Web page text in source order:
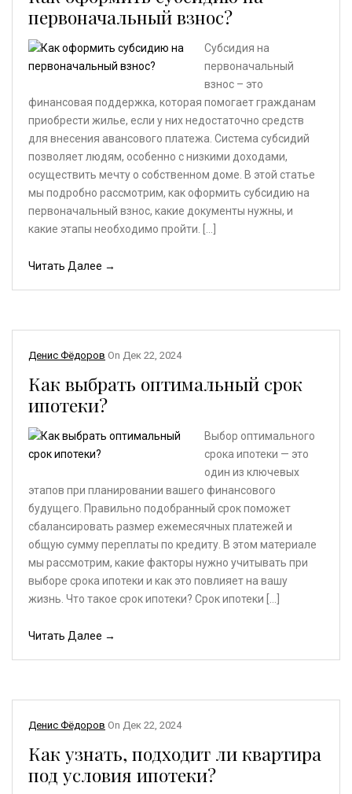
первоначальный взнос?
Субсидия на
первоначальный
взнос – это
финансовая поддержка, которая помогает гражданам
приобрести жилье, если у них недостаточно средств
для внесения авансового платежа. Система субсидий
позволяет людям, особенно с низкими доходами,
осуществить мечту о собственном доме. В этой статье
мы подробно рассмотрим, как оформить субсидию на
первоначальный взнос, какие документы нужны, и
какие этапы необходимо пройти. […]
Читать Далее →
Денис Фёдоров On Дек 22, 2024
Как выбрать оптимальный срок
ипотеки?
Выбор оптимального
срока ипотеки — это
один из ключевых
этапов при планировании вашего финансового
будущего. Правильно подобранный срок поможет
сбалансировать размер ежемесячных платежей и
общую сумму переплаты по кредиту. В этом материале
мы рассмотрим, какие факторы нужно учитывать при
выборе срока ипотеки и как это повлияет на вашу
жизнь. Что такое срок ипотеки? Срок ипотеки […]
Читать Далее →
Денис Фёдоров On Дек 22, 2024
Как узнать, подходит ли квартира
под условия ипотеки?